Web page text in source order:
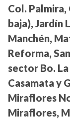
Col.
baja), Jardín
Manchén,
Reforma,
sector Bo.
Casamata y
Miraflores
Miraflores,